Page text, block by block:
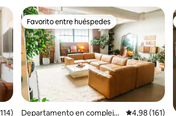
promedio: 4,99 de 5. 114 evaluaciones
Favorito entre huéspedes
Favorito entre huéspedes
Departamento en complejo
Calificación
4,98 (161)